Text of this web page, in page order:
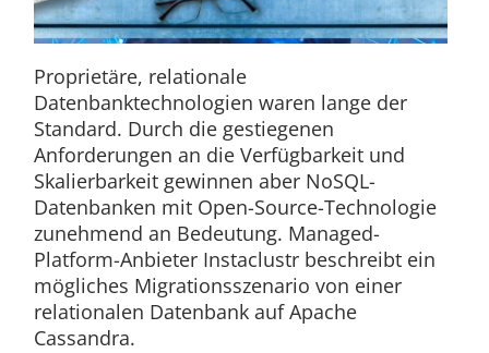
Proprietäre, relationale
Datenbanktechnologien waren lange der
Standard. Durch die gestiegenen
Anforderungen an die Verfügbarkeit und
Skalierbarkeit gewinnen aber NoSQL-
Datenbanken mit Open-Source-Technologie
zunehmend an Bedeutung. Managed-
Platform-Anbieter Instaclustr beschreibt ein
mögliches Migrationsszenario von einer
relationalen Datenbank auf Apache
Cassandra.